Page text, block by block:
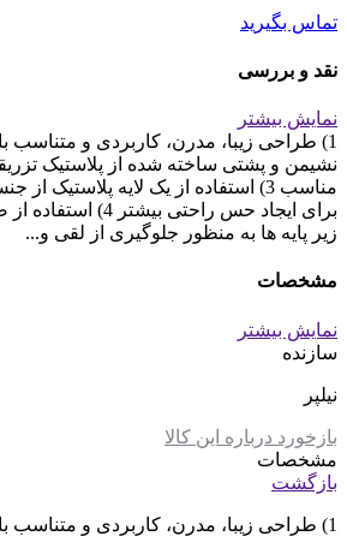
تماس بگیرید
نقد و بررسی
نمایش بیشتر
نشیمن و پشتی ساخته شده از پلاستیک
برای ایجاد حس راحتی
زیر پایه ها به منظور جلوگیری از لقی و...
مشخصات
نمایش بیشتر
سازنده
نیلپر
بازخورد درباره این کالا
مشخصات
بازگشت
1) طراحی زیبا، مدرن، کاربردی و متناسب با اصول ارگونومی